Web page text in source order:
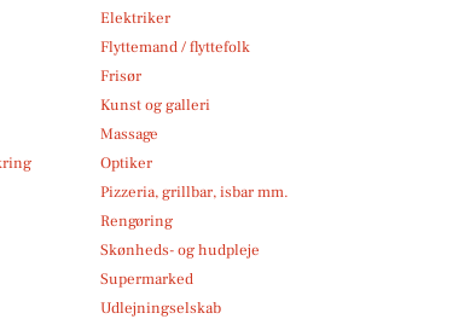
Elektriker
Flyttemand / flyttefolk
Frisør
Kunst og galleri
Massage
Optiker
Pizzeria, grillbar, isbar mm.
Rengøring
Skønheds- og hudpleje
Supermarked
Udlejningselskab